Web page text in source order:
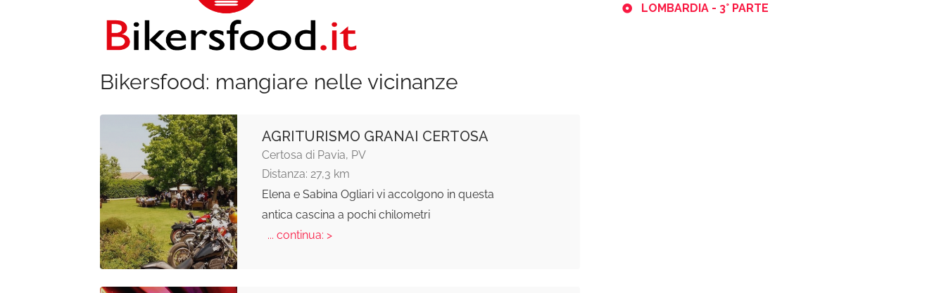
Bikersfood: mangiare nelle vicinanze
AGRITURISMO GRANAI CERTOSA
Certosa di Pavia, PV
Distanza: 27,3 km
Elena e Sabina Ogliari vi accolgono in questa
antica cascina a pochi chilometri
... continua: >
LOMBARDIA - 3° PARTE